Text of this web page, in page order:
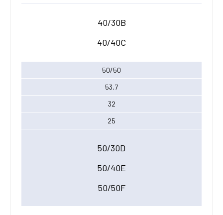
40/30B
40/40C
50/50
53,7
32
25
50/30D
50/40E
50/50F